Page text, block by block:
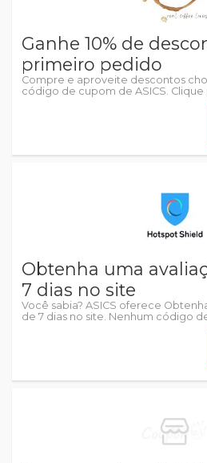
Ganhe 10% de
primeiro pedido
Compre e aproveite descontos
código de cupom de ASICS. Clique
Obtenha uma
7 dias no site
Você sabia? ASICS oferece
de 7 dias no site. Nenhum código